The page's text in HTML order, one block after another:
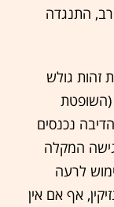
התנגדה
זהות גולש
(השופטת
נכנסים
המקלה
לרעה
אף אם אין